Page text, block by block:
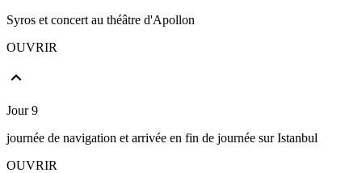
Syros et concert au théâtre d'Apollon
OUVRIR
Jour 9
journée de navigation et arrivée en fin de journée sur Istanbul
OUVRIR